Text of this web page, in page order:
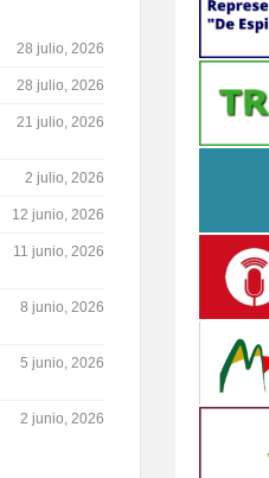
28 julio, 2026
28 julio, 2026
21 julio, 2026
2 julio, 2026
12 junio, 2026
11 junio, 2026
8 junio, 2026
5 junio, 2026
2 junio, 2026